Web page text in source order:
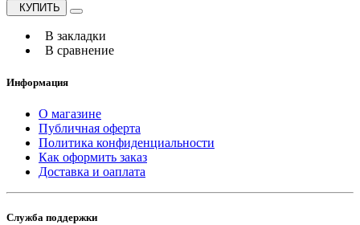
КУПИТЬ
В закладки
В сравнение
Информация
О магазине
Публичная оферта
Политика конфиденциальности
Как оформить заказ
Доставка и оаплата
Служба поддержки